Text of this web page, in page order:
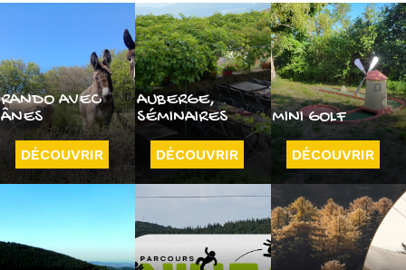
RANDO AVEC
ÂNES
DÉCOUVRIR
AUBERGE,
SÉMINAIRES
DÉCOUVRIR
MINI GOLF
DÉCOUVRIR